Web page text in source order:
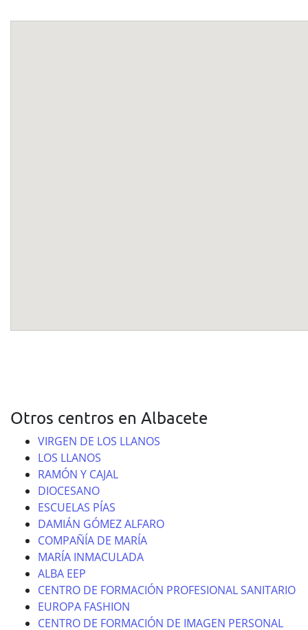
Otros centros en Albacete
VIRGEN DE LOS LLANOS
LOS LLANOS
RAMÓN Y CAJAL
DIOCESANO
ESCUELAS PÍAS
DAMIÁN GÓMEZ ALFARO
COMPAÑÍA DE MARÍA
MARÍA INMACULADA
ALBA EEP
CENTRO DE FORMACIÓN PROFESIONAL SANITARIO
EUROPA FASHION
CENTRO DE FORMACIÓN DE IMAGEN PERSONAL